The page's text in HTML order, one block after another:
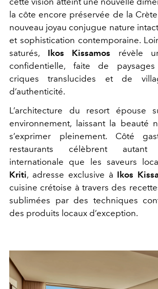
la côte encore préservée de la
nouveau joyau conjugue nature
et sophistication contemporaine.
saturés, Ikos Kissamos révèle
confidentielle, faite de
criques translucides et de
d’authenticité.
L’architecture du resort épouse
environnement, laissant la beauté
s’exprimer pleinement. Côté
restaurants célèbrent
internationale que les saveurs
Kriti, adresse exclusive à Ikos
cuisine crétoise à travers des
sublimées par des techniques
des produits locaux d’exception.